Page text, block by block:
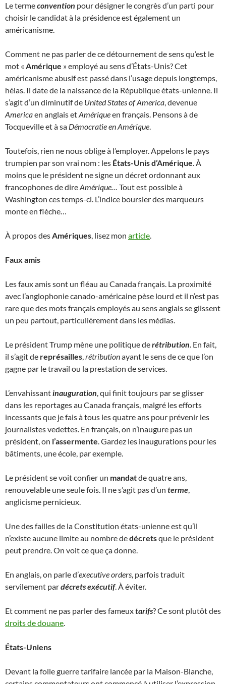
Le termeconvention pour désigner le congrès d’un parti pour
choisir le candidat à la présidence est également un
américanisme.
Comment ne pas parler de ce détournement de sens qu’est le
mot « Amérique » employé au sens d’États-Unis? Cet
américanisme abusif est passé dans l’usage depuis longtemps,
hélas. Il date de la naissance de la République états-unienne. Il
s’agit d’un diminutif de United States of America, devenue
Americaen anglais etAmériqueen français. Pensons à de
Tocqueville et à sa Démocratie en Amérique.
Toutefois, rien ne nous oblige à l’employer. Appelons le pays
trumpien par son vrai nom : les États-Unis d’Amérique. À
moins que le président ne signe un décret ordonnant aux
francophones de direAmérique… Tout est possible à
Washington ces temps-ci. L’indice boursier des marqueurs
monte en flèche…
À propos desAmériques, lisez mon article.
Faux amis
Les faux amis sont un fléau au Canada français. La proximité
avec l’anglophonie canado-américaine pèse lourd et il n’est pas
rare que des mots français employés au sens anglais se glissent
un peu partout, particulièrement dans les médias.
Le président Trump mène une politique derétribution. En fait,
il s’agit de représailles,rétributionayant le sens de ce que l’on
gagne par le travail ou la prestation de services.
L’envahissantinauguration, qui finit toujours par se glisser
dans les reportages au Canada français, malgré les efforts
incessants que je fais à tous les quatre ans pour prévenir les
journalistes vedettes. En français, on n’inaugure pas un
président, on l’assermente. Gardez les inaugurations pour les
bâtiments, une école, par exemple.
Le président se voit confier un mandatde quatre ans,
renouvelable une seule fois. Il ne s’agit pas d’un terme,
anglicisme pernicieux.
Une des failles de la Constitution états-unienne est qu’il
n’existe aucune limite au nombre dedécretsque le président
peut prendre. On voit ce que ça donne.
En anglais, on parle d’executive orders, parfois traduit
servilement pardécrets exécutif. À éviter.
Et comment ne pas parler des fameuxtarifs? Ce sont plutôt des
droits de douane.
États-Uniens
Devant la folle guerre tarifaire lancée par la Maison-Blanche,